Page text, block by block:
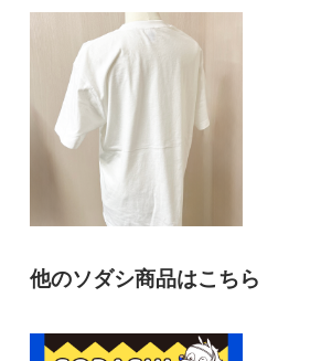
他のソダシ商品はこちら